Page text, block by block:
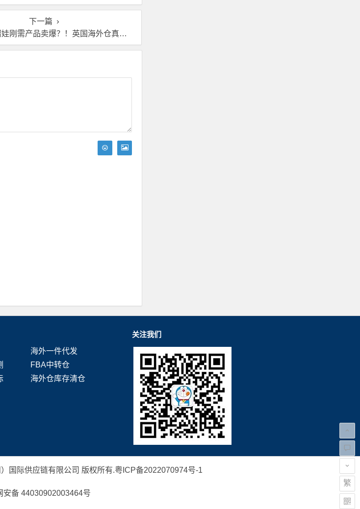
的？
下一篇
需产品卖爆？！英国海外仓真的不能少
海外一件代发
FBA中转仓
海外仓库存清仓
关注我们
国际供应链有限公司 版权所有.粤ICP备2022070974号-1
安备 44030902003464号
繁